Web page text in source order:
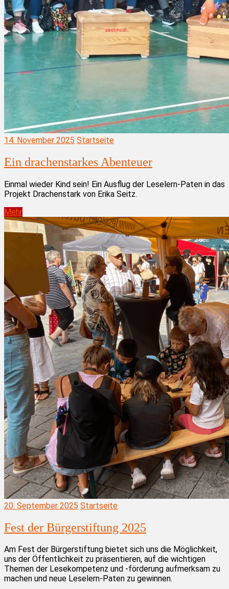
14. November 2025 Startseite
Ein drachenstarkes Abenteuer
Einmal wieder Kind sein! Ein Ausflug der Leselern-Paten in das
Projekt Drachenstark von Erika Seitz.
Mehr
20. September 2025 Startseite
Fest der Bürgerstiftung 2025
Am Fest der Bürgerstiftung bietet sich uns die Möglichkeit,
uns der Öffentlichkeit zu präsentieren, auf die wichtigen
Themen der Lesekompetenz und -förderung aufmerksam zu
machen und neue Leselern-Paten zu gewinnen.